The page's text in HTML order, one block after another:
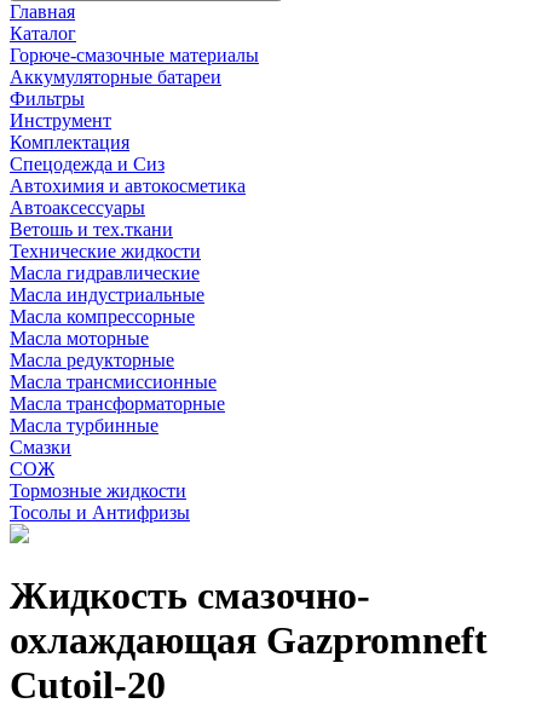
Главная
Каталог
Горюче-смазочные материалы
Аккумуляторные батареи
Фильтры
Инструмент
Комплектация
Спецодежда и Сиз
Автохимия и автокосметика
Автоаксессуары
Ветошь и тех.ткани
Технические жидкости
Масла гидравлические
Масла индустриальные
Масла компрессорные
Масла моторные
Масла редукторные
Масла трансмиссионные
Масла трансформаторные
Масла турбинные
Смазки
СОЖ
Тормозные жидкости
Тосолы и Антифризы
Жидкость смазочно-
охлаждающая Gazpromneft
Cutoil-20